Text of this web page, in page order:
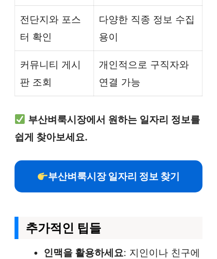
전단지와 포스
터 확인
다양한 직종 정보 수집
용이
커뮤니티 게시
판 조회
개인적으로 구직자와
연결 가능
부산벼룩시장에서 원하는 일자리 정보를
쉽게 찾아보세요.
부산벼룩시장 일자리 정보 찾기
추가적인 팁들
인맥을 활용하세요: 지인이나 친구에